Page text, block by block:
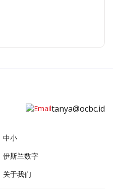
tanya@ocbc.id
中小
伊斯兰数字
关于我们